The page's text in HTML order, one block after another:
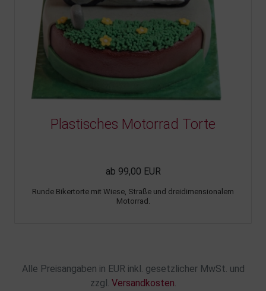
Plastisches Motorrad Torte
ab 99,00 EUR
Runde Bikertorte mit Wiese, Straße und dreidimensionalem
Motorrad.
Alle Preisangaben in EUR inkl. gesetzlicher MwSt. und
zzgl. Versandkosten.